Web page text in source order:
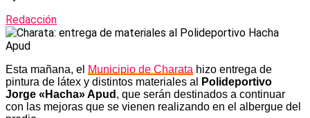
Redacción
Esta mañana, el Municipio de Charata hizo entrega de
pintura de látex y distintos materiales al
Polideportivo
Jorge «Hacha» Apud , que serán destinados a continuar
con las mejoras que se vienen realizando en el albergue del